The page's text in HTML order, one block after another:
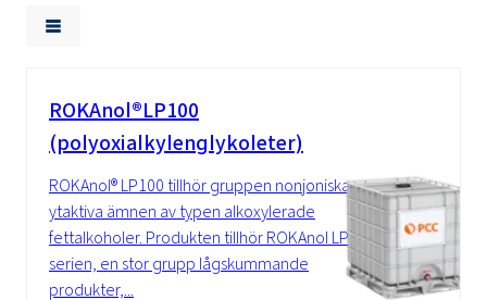
ROKAnol®LP100
(polyoxialkylenglykoleter)
ROKAnol® LP100 tillhör gruppen nonjoniska
ytaktiva ämnen av typen alkoxylerade
fettalkoholer. Produkten tillhör ROKAnol LP-
serien, en stor grupp lågskummande
produkter,...